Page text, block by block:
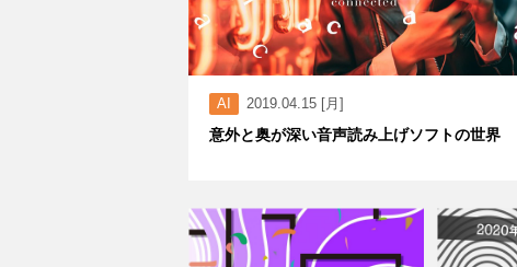
AI 2019.04.15 [月]
意外と奥が深い音声読み上げソフトの世界